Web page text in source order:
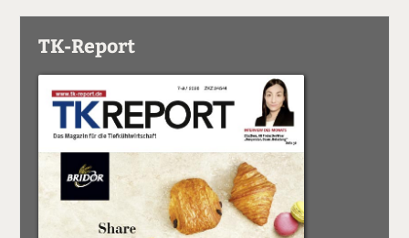
TK-Report